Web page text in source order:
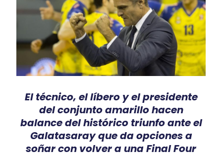
El técnico, el líbero y el presidente
del conjunto amarillo hacen
balance del histórico triunfo ante el
Galatasaray que da opciones a
soñar con volver a una Final Four